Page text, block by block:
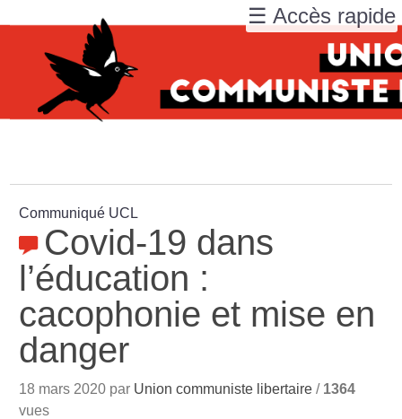
Communiqué UCL
Covid-19 dans
l’éducation :
cacophonie et mise en
danger
18 mars 2020 par Union communiste libertaire / 1364
vues
☰ Accès rapide